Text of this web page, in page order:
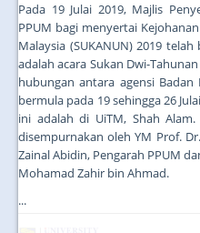
Pada 19 Julai 2019, Majlis
PPUM bagi menyertai
Malaysia (SUKANUN) 2019
adalah acara Sukan Dwi-
hubungan antara agensi
bermula pada 19 sehingga 26
ini adalah di UiTM, Shah
disempurnakan oleh YM Prof.
Zainal Abidin, Pengarah PPUM
Mohamad Zahir bin Ahmad.
...